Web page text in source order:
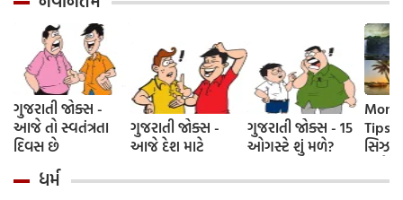
ગુજરાતી જોક્સ -
આજે તો સ્વતંત્રતા
દિવસ છે
ગુજરાતી જોક્સ -
આજે દેશ માટે
ગુજરાતી જોક્સ - 15
ઓગસ્ટે શું મળે?
Tips-
5
ધર્મ